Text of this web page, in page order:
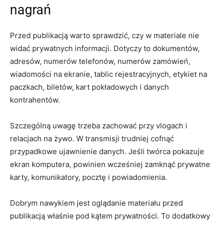
nagrań
Przed publikacją warto sprawdzić, czy w materiale nie
widać prywatnych informacji. Dotyczy to dokumentów,
adresów, numerów telefonów, numerów zamówień,
wiadomości na ekranie, tablic rejestracyjnych, etykiet na
paczkach, biletów, kart pokładowych i danych
kontrahentów.
Szczególną uwagę trzeba zachować przy vlogach i
relacjach na żywo. W transmisji trudniej cofnąć
przypadkowe ujawnienie danych. Jeśli twórca pokazuje
ekran komputera, powinien wcześniej zamknąć prywatne
karty, komunikatory, pocztę i powiadomienia.
Dobrym nawykiem jest oglądanie materiału przed
publikacją właśnie pod kątem prywatności. To dodatkowy